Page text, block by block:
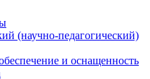
(научно-педагогический)
и оснащенность